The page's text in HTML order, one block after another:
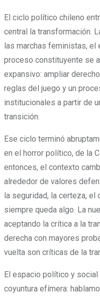
El ciclo político chileno
central la transformación.
las marchas feministas, el
proceso constituyente se
expansivo: ampliar
reglas del juego y un
institucionales a partir de
transición.
Ese ciclo terminó
en el horror político, de la
entonces, el contexto
alrededor de valores
la seguridad, la certeza, el
siempre queda algo. La
aceptando la crítica a la
derecha con mayores
vuelta son críticas de la
El espacio político y social
coyuntura efímera: